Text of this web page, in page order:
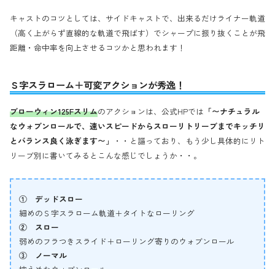
キャストのコツとしては、サイドキャストで、出来るだけライナー軌道
（高く上がらず直線的な軌道で飛ばす）でシャープに振り抜くことが飛
距離・命中率を向上させるコツかと思われます！
Ｓ字スラローム＋可変アクションが秀逸！
ブローウィン125Fスリムのアクションは、公式HPでは 「〜ナチュラル
なウォブンロールで、速いスピードからスローリトリーブまでキッチリ
とバランス良く泳ぎます〜」
・・と謳っており、もう少し具体的にリト
リーブ別に書いてみるとこんな感じでしょうか・・。
① デッドスロー
細めのＳ字スラローム軌道＋タイトなローリング
② スロー
弱めのフラつきスライド＋ローリング寄りのウォブンロール
③ ノーマル